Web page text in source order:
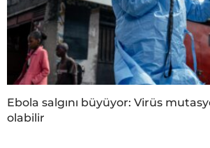
Ebola salgını büyüyor: Virüs
olabilir